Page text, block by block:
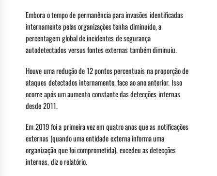
Embora o tempo de permanência para invasões identificadas
internamente pelas organizações tenha diminuído, a
percentagem global de incidentes de segurança
autodetectados versus fontes externas também diminuiu.
Houve uma redução de 12 pontos percentuais na proporção de
ataques detectados internamente, face ao ano anterior. Isso
ocorre após um aumento constante das detecções internas
desde 2011.
Em 2019 foi a primeira vez em quatro anos que as notificações
externas (quando uma entidade externa informa uma
organização que foi comprometida), excedeu as detecções
internas, diz o relatório.